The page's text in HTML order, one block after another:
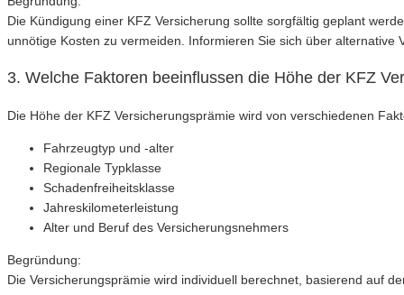
Die Kündigung einer KFZ Versicherung sollte sorgfältig geplant
unnötige Kosten zu vermeiden. Informieren Sie sich über
3. Welche Faktoren beeinflussen die Höhe der KFZ
Die Höhe der KFZ Versicherungsprämie wird von verschiedenen
Fahrzeugtyp und -alter
Regionale Typklasse
Schadenfreiheitsklasse
Jahreskilometerleistung
Alter und Beruf des Versicherungsnehmers
Begründung:
Die Versicherungsprämie wird individuell berechnet, basierend auf